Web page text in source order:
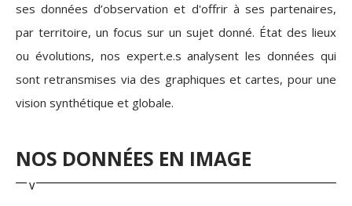
ses données d’observation et d'offrir à ses partenaires,
par territoire, un focus sur un sujet donné. État des lieux
ou évolutions, nos expert.e.s analysent les données qui
sont retransmises via des graphiques et cartes, pour une
vision synthétique et globale.
NOS DONNÉES EN IMAGE